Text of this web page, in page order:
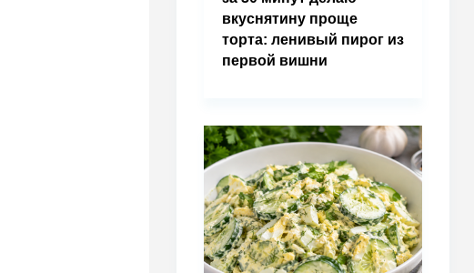
вкуснятину проще
торта: ленивый пирог из
первой вишни